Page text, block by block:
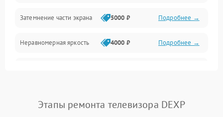
Механические повреждения
Программное обеспечение
Сеть и подключения
Затемнение части экрана 5000 ₽ Подробнее →
Неравномерная яркость 4000 ₽ Подробнее →
Этапы ремонта телевизора DEXP